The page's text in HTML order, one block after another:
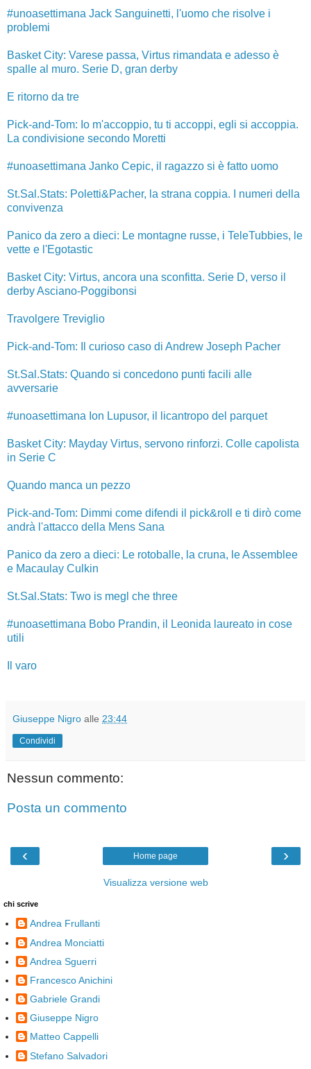
#unoasettimana Jack Sanguinetti, l'uomo che risolve i
problemi
Basket City: Varese passa, Virtus rimandata e adesso è
spalle al muro. Serie D, gran derby
E ritorno da tre
Pick-and-Tom: Io m'accoppio, tu ti accoppi, egli si accoppia.
La condivisione secondo Moretti
#unoasettimana Janko Cepic, il ragazzo si è fatto uomo
St.Sal.Stats: Poletti&Pacher, la strana coppia. I numeri della
convivenza
Panico da zero a dieci: Le montagne russe, i TeleTubbies, le
vette e l'Egotastic
Basket City: Virtus, ancora una sconfitta. Serie D, verso il
derby Asciano-Poggibonsi
Travolgere Treviglio
Pick-and-Tom: Il curioso caso di Andrew Joseph Pacher
St.Sal.Stats: Quando si concedono punti facili alle
avversarie
#unoasettimana Ion Lupusor, il licantropo del parquet
Basket City: Mayday Virtus, servono rinforzi. Colle capolista
in Serie C
Quando manca un pezzo
Pick-and-Tom: Dimmi come difendi il pick&roll e ti dirò come
andrà l'attacco della Mens Sana
Panico da zero a dieci: Le rotoballe, la cruna, le Assemblee
e Macaulay Culkin
St.Sal.Stats: Two is megl che three
#unoasettimana Bobo Prandin, il Leonida laureato in cose
utili
Il varo
Giuseppe Nigro alle 23:44
Condividi
Nessun commento:
Posta un commento
‹ ›
Home page
Visualizza versione web
chi scrive
Andrea Frullanti
Andrea Monciatti
Andrea Sguerri
Francesco Anichini
Gabriele Grandi
Giuseppe Nigro
Matteo Cappelli
Stefano Salvadori